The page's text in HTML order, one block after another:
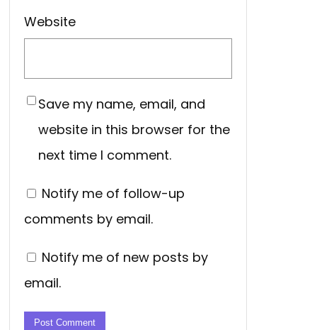
Website
Save my name, email, and
website in this browser for the
next time I comment.
Notify me of follow-up
comments by email.
Notify me of new posts by
email.